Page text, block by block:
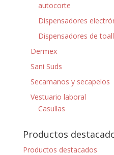
autocorte
Dispensadores
Dispensadores de
Dermex
Sani Suds
Secamanos y secapelos
Vestuario laboral
Casullas
Productos
Productos destacados